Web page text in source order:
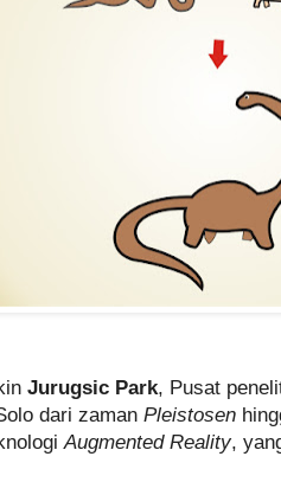
Jurugsic Park, Pusat
dari zaman Pleistosen
Augmented Reality,